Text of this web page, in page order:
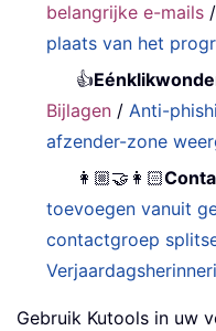
belangrijke e-mails /
plaats van het
👍
Bijlagen /Anti-
afzender-zone
👩🏼‍🤝‍👩🏻
toevoegen vanuit
contactgroep
Gebruik Kutools in uw